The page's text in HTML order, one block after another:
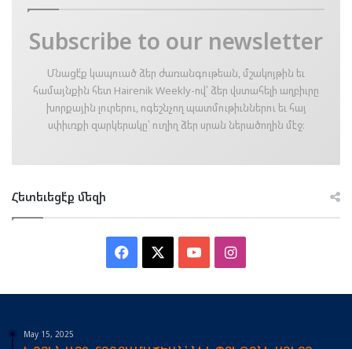
Subscribe to our newsletter
Մնացէ՛ք կապուած ձեր ժառանգութեան, մշակոյթին եւ
համայնքին հետ Hairenik Weekly-ով՝ ձեր վստահելի աղբիւրը
խորքային լուրերու, ոգեշնչող պատմութիւններու եւ հայ
սփիւռքի զարկերակը՝ ուղիղ ձեր սրան ներածողին մէջ։
Հետեւեցէ՛ք մեզի
Facebook YouTubeInstagram
May 15, 2025